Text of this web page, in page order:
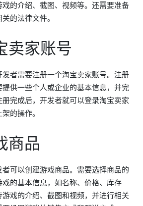
的介绍、截图、视频等。还需要准备
的法律文件。
卖家账号
者需要注册一个淘宝卖家账号。注册
供一些个人或企业的基本信息，并完
完成后，开发者就可以登录淘宝卖家
的操作。
商品
可以创建游戏商品。需要选择商品的
的基本信息，如名称、价格、库存
戏的介绍、截图和视频，并进行相关